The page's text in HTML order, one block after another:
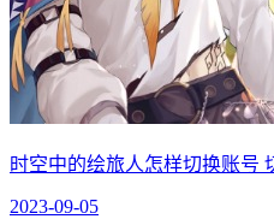
时空中的绘旅人怎样切换账号
2023-09-05